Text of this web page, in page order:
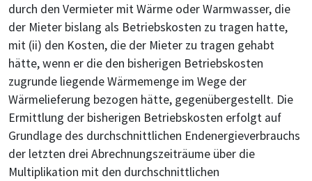
durch den Vermieter mit Wärme oder Warmwasser, die
der Mieter bislang als Betriebskosten zu tragen hatte,
mit (ii) den Kosten, die der Mieter zu tragen gehabt
hätte, wenn er die den bisherigen Betriebskosten
zugrunde liegende Wärmemenge im Wege der
Wärmelieferung bezogen hätte, gegenübergestellt. Die
Ermittlung der bisherigen Betriebskosten erfolgt auf
Grundlage des durchschnittlichen Endenergieverbrauchs
der letzten drei Abrechnungszeiträume über die
Multiplikation mit den durchschnittlichen